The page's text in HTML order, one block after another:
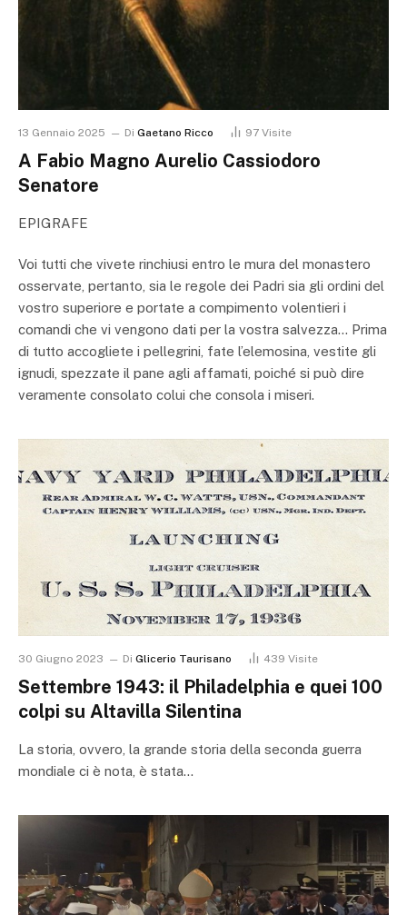
13 Gennaio 2025 Di Gaetano Ricco 97 Visite
A Fabio Magno Aurelio Cassiodoro
Senatore
EPIGRAFE
Voi tutti che vivete rinchiusi entro le mura del monastero
osservate, pertanto, sia le regole dei Padri sia gli ordini del
vostro superiore e portate a compimento volentieri i
comandi che vi vengono dati per la vostra salvezza… Prima
di tutto accogliete i pellegrini, fate l’elemosina, vestite gli
ignudi, spezzate il pane agli affamati, poiché si può dire
veramente consolato colui che consola i miseri.
30 Giugno 2023 Di Glicerio Taurisano 439 Visite
Settembre 1943: il Philadelphia e quei 100
colpi su Altavilla Silentina
La storia, ovvero, la grande storia della seconda guerra
mondiale ci è nota, è stata…